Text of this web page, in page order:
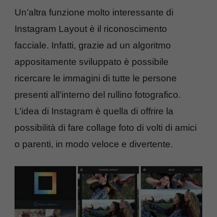
Un’altra funzione molto interessante di
Instagram Layout è il riconoscimento
facciale. Infatti, grazie ad un algoritmo
appositamente sviluppato è possibile
ricercare le immagini di tutte le persone
presenti all’interno del rullino fotografico.
L’idea di Instagram è quella di offrire la
possibilità di fare collage foto di volti di amici
o parenti, in modo veloce e divertente.